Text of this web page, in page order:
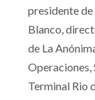
presidente de
Blanco,
de La
Terminal Rio